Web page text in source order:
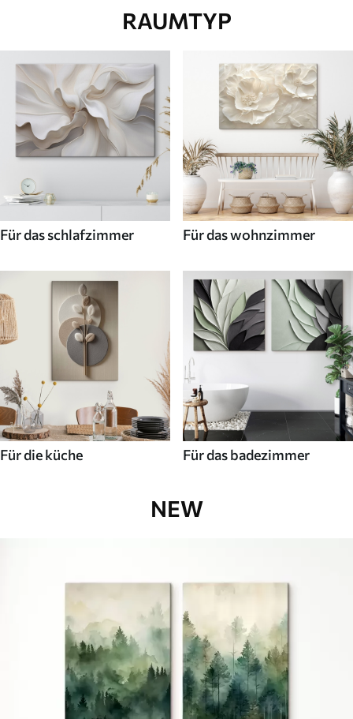
RAUMTYP
Für das schlafzimmer Für das wohnzimmer
Für die küche Für das badezimmer
NEW